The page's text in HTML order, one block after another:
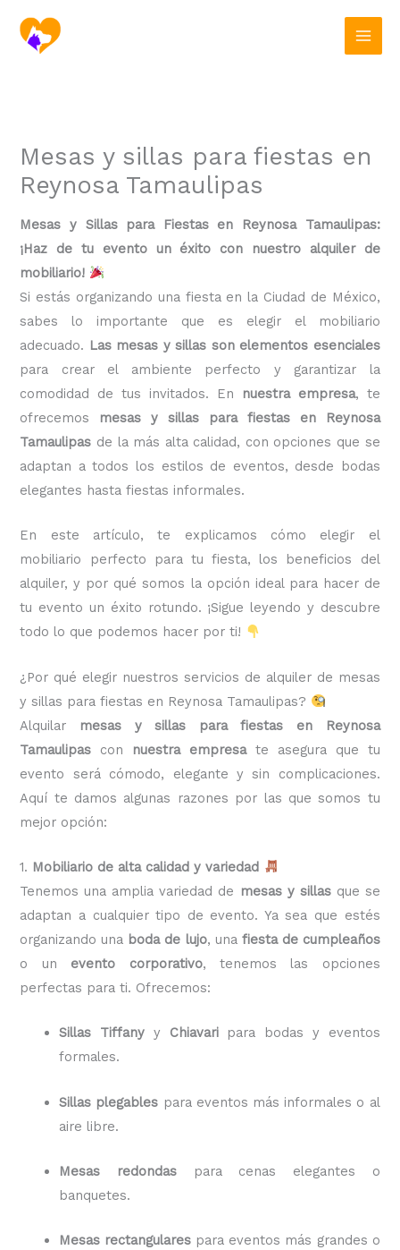
contenido
Mesas y sillas para fiestas en
Reynosa Tamaulipas
Mesas y Sillas para Fiestas en Reynosa Tamaulipas:
¡Haz de tu evento un éxito con nuestro alquiler de
mobiliario!
Si estás organizando una fiesta en la Ciudad de México,
sabes lo importante que es elegir el mobiliario
adecuado. Las mesas y sillas son elementos esenciales
para crear el ambiente perfecto y garantizar la
comodidad de tus invitados. En
nuestra empresa, te
ofrecemos mesas y sillas para fiestas en Reynosa
Tamaulipas de la más alta calidad, con opciones que se
adaptan a todos los estilos de eventos, desde bodas
elegantes hasta fiestas informales.
En este artículo, te explicamos cómo elegir el
mobiliario perfecto para tu fiesta, los beneficios del
alquiler, y por qué somos la opción ideal para hacer de
tu evento un éxito rotundo. ¡Sigue leyendo y descubre
todo lo que podemos hacer por ti!
¿Por qué elegir nuestros servicios de alquiler de mesas
y sillas para fiestas en Reynosa Tamaulipas?
Alquilar
mesas y sillas para fiestas en Reynosa
Tamaulipas con nuestra empresate asegura que tu
evento será cómodo, elegante y sin complicaciones.
Aquí te damos algunas razones por las que somos tu
mejor opción:
1. Mobiliario de alta calidad y variedad
Tenemos una amplia variedad de mesas y sillasque se
adaptan a cualquier tipo de evento. Ya sea que estés
organizando una boda de lujo, una fiesta de cumpleaños
o un evento corporativo, tenemos las opciones
perfectas para ti. Ofrecemos:
Sillas Tiffanyy Chiavaripara bodas y eventos
formales.
Sillas plegables para eventos más informales o al
aire libre.
Mesas redondaspara cenas elegantes o
banquetes.
Mesas rectangulares para eventos más grandes o